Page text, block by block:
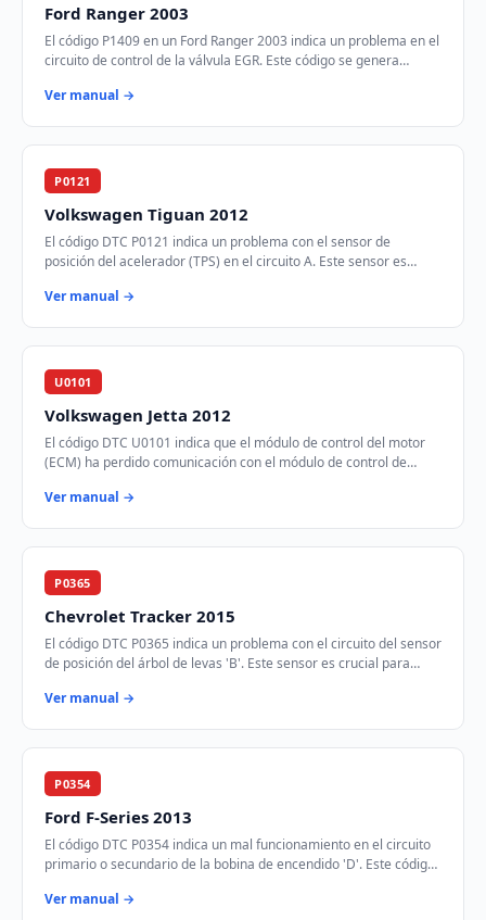
Ford Ranger 2003
El código P1409 en un Ford Ranger 2003 indica un problema en el
circuito de control de la válvula EGR. Este código se genera
Ver manual →
P0121
Volkswagen Tiguan 2012
El código DTC P0121 indica un problema con el sensor de
posición del acelerador (TPS) en el circuito A. Este sensor es
Ver manual →
U0101
Volkswagen Jetta 2012
El código DTC U0101 indica que el módulo de control del motor
(ECM) ha perdido comunicación con el módulo de control de
Ver manual →
P0365
Chevrolet Tracker 2015
El código DTC P0365 indica un problema con el circuito del sensor
de posición del árbol de levas 'B'. Este sensor es crucial para
Ver manual →
P0354
Ford F-Series 2013
El código DTC P0354 indica un mal funcionamiento en el circuito
primario o secundario de la bobina de encendido 'D'. Este código
Ver manual →